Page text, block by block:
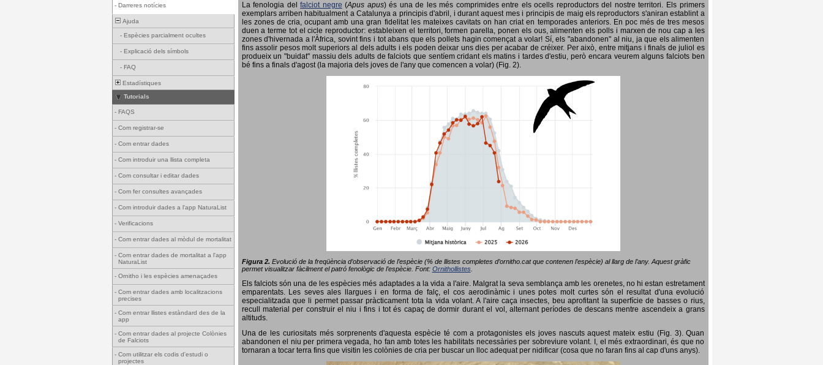
- Darreres notícies
Ajuda
- Espècies parcialment ocultes
- Explicació dels símbols
- FAQ
Estadístiques
Tutorials
- FAQS
- Com registrar-se
- Com entrar dades
- Com introduir una llista completa
- Com consultar i editar dades
- Com fer consultes avançades
- Com introduir dades a l'app NaturaList
- Verificacions
- Com entrar dades al mòdul de mortalitat
- Com entrar dades de mortalitat a l'app
NaturaList
- Ornitho i les espècies amenaçades
- Com entrar dades amb localitzacions
precises
- Com entrar llistes estàndard des de la
app
- Com entrar dades al projecte Colònies
de Falciots
- Com utilitzar els codis d'estudi o
projectes
La fenologia delfalciot negre (Apus apus) és una de les més comprimides entre els ocells reproductors del nostre territori. Els primers
exemplars arriben habitualment a Catalunya a principis d'abril, i durant aquest mes i principis de maig els reproductors s'aniran establint a
les zones de cria, ocupant amb una gran fidelitat les mateixes cavitats on han criat en temporades anteriors. En poc més de tres mesos
duen a terme tot el cicle reproductor: estableixen el territori, formen parella, ponen els ous, alimenten els polls i marxen de nou cap a les
zones d'hivernada a l'Àfrica, sovint fins i tot abans que els pollets hagin començat a volar! Sí, els "abandonen" al niu, ja que els alimenten
fins assolir pesos molt superiors al dels adults i els poden deixar uns dies per acabar de créixer. Per això, entre mitjans i finals de juliol es
produeix un "buidat" massiu dels adults de falciots que sentíem cridant els matins i tardes d'estiu, però encara veurem alguns falciots ben
bé fins a finals d'agost (la majoria dels joves de l'any que comencen a volar) (Fig. 2).
Figura 2. Evolució de la freqüència d’observació de l’espècie (% de llistes completes d’ornitho.cat que contenen l’espècie) al llarg de l’any. Aquest gràfic
permet visualitzar fàcilment el patró fenològic de l’espècie. Font: Ornithollistes.
Els falciots són una de les espècies més adaptades a la vida a l'aire. Malgrat la seva semblança amb les orenetes, no hi estan estretament
emparentats. Les seves ales llargues i en forma de falç, el cos aerodinàmic i unes potes molt curtes són el resultat d'una evolució
especialitzada que li permet passar pràcticament tota la vida volant. A l'aire caça insectes, beu aprofitant la superfície de basses o rius,
recull material per construir el niu i fins i tot és capaç de dormir durant el vol, alternant períodes de descans mentre ascendeix a grans
altituds.
Una de les curiositats més sorprenents d'aquesta espècie té com a protagonistes els joves nascuts aquest mateix estiu (Fig. 3). Quan
abandonen el niu per primera vegada, ho fan amb totes les habilitats necessàries per sobreviure volant. I, el més extraordinari, és que no
tornaran a tocar terra fins que visitin les colònies de cria per buscar un lloc adequat per nidificar (cosa que no faran fins al cap d'uns anys).